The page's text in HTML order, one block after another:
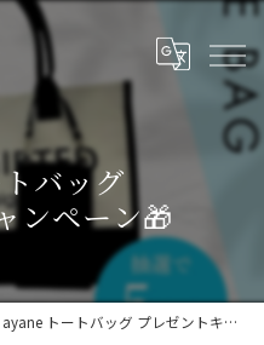
バッグ
ンペーン🎁
ayane トートバッグ プレゼントキャンペーン🎁